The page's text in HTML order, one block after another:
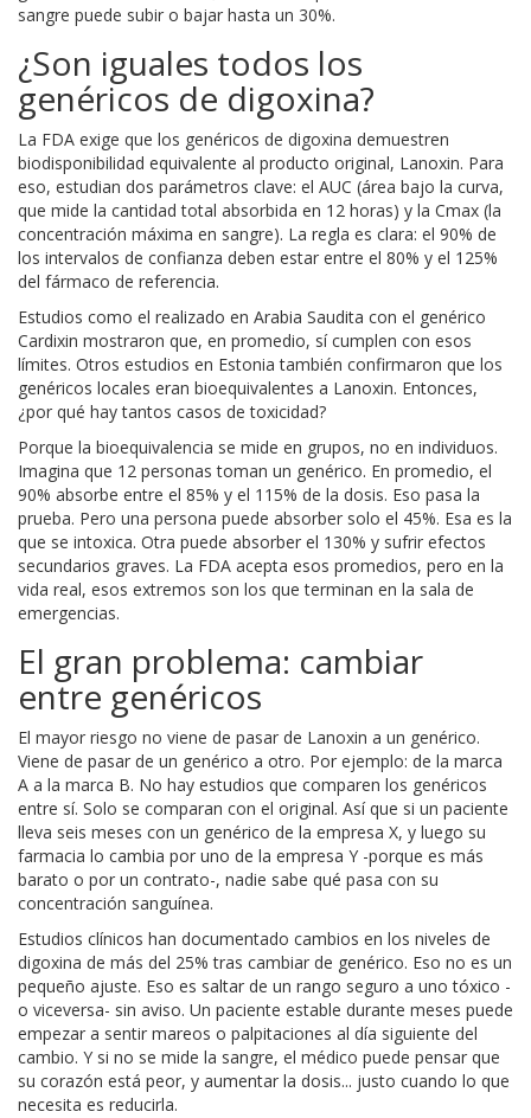
sangre puede subir o bajar hasta un 30%.
¿Son iguales todos los
genéricos de digoxina?
La FDA exige que los genéricos de digoxina demuestren
biodisponibilidad equivalente al producto original, Lanoxin. Para
eso, estudian dos parámetros clave: el AUC (área bajo la curva,
que mide la cantidad total absorbida en 12 horas) y la Cmax (la
concentración máxima en sangre). La regla es clara: el 90% de
los intervalos de confianza deben estar entre el 80% y el 125%
del fármaco de referencia.
Estudios como el realizado en Arabia Saudita con el genérico
Cardixin mostraron que, en promedio, sí cumplen con esos
límites. Otros estudios en Estonia también confirmaron que los
genéricos locales eran bioequivalentes a Lanoxin. Entonces,
¿por qué hay tantos casos de toxicidad?
Porque la bioequivalencia se mide en grupos, no en individuos.
Imagina que 12 personas toman un genérico. En promedio, el
90% absorbe entre el 85% y el 115% de la dosis. Eso pasa la
prueba. Pero una persona puede absorber solo el 45%. Esa es la
que se intoxica. Otra puede absorber el 130% y sufrir efectos
secundarios graves. La FDA acepta esos promedios, pero en la
vida real, esos extremos son los que terminan en la sala de
emergencias.
El gran problema: cambiar
entre genéricos
El mayor riesgo no viene de pasar de Lanoxin a un genérico.
Viene de pasar de un genérico a otro. Por ejemplo: de la marca
A a la marca B. No hay estudios que comparen los genéricos
entre sí. Solo se comparan con el original. Así que si un paciente
lleva seis meses con un genérico de la empresa X, y luego su
farmacia lo cambia por uno de la empresa Y -porque es más
barato o por un contrato-, nadie sabe qué pasa con su
concentración sanguínea.
Estudios clínicos han documentado cambios en los niveles de
digoxina de más del 25% tras cambiar de genérico. Eso no es un
pequeño ajuste. Eso es saltar de un rango seguro a uno tóxico -
o viceversa- sin aviso. Un paciente estable durante meses puede
empezar a sentir mareos o palpitaciones al día siguiente del
cambio. Y si no se mide la sangre, el médico puede pensar que
su corazón está peor, y aumentar la dosis... justo cuando lo que
necesita es reducirla.